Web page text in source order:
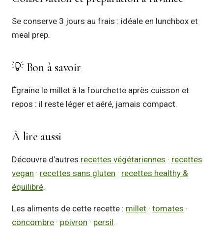
Se conserve 3 jours au frais : idéale en lunchbox et
meal prep.
💡 Bon à savoir
Égraine le millet à la fourchette après cuisson et
repos : il reste léger et aéré, jamais compact.
À lire aussi
Découvre d’autres recettes végétariennes · recettes
vegan · recettes sans gluten · recettes healthy &
équilibré.
Les aliments de cette recette : millet · tomates ·
concombre · poivron · persil.